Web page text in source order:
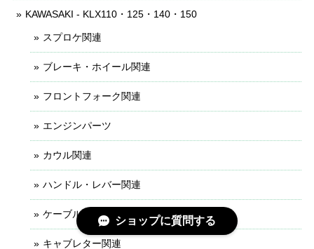
KAWASAKI - KLX110・125・140・150
スプロケ関連
ブレーキ・ホイール関連
フロントフォーク関連
エンジンパーツ
カウル関連
ハンドル・レバー関連
ケーブル・ライン関連
キャブレター関連
ショップに質問する